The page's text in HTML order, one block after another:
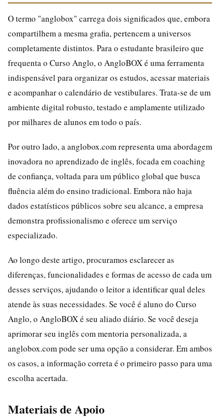
O termo "anglobox" carrega dois significados que, embora
compartilhem a mesma grafia, pertencem a universos
completamente distintos. Para o estudante brasileiro que
frequenta o Curso Anglo, o AngloBOX é uma ferramenta
indispensável para organizar os estudos, acessar materiais
e acompanhar o calendário de vestibulares. Trata-se de um
ambiente digital robusto, testado e amplamente utilizado
por milhares de alunos em todo o país.
Por outro lado, a anglobox.com representa uma abordagem
inovadora no aprendizado de inglês, focada em coaching
de confiança, voltada para um público global que busca
fluência além do ensino tradicional. Embora não haja
dados estatísticos públicos sobre seu alcance, a empresa
demonstra profissionalismo e oferece um serviço
especializado.
Ao longo deste artigo, procuramos esclarecer as
diferenças, funcionalidades e formas de acesso de cada um
desses serviços, ajudando o leitor a identificar qual deles
atende às suas necessidades. Se você é aluno do Curso
Anglo, o AngloBOX é seu aliado diário. Se você deseja
aprimorar seu inglês com mentoria personalizada, a
anglobox.com pode ser uma opção a considerar. Em ambos
os casos, a informação correta é o primeiro passo para uma
escolha acertada.
Materiais de Apoio